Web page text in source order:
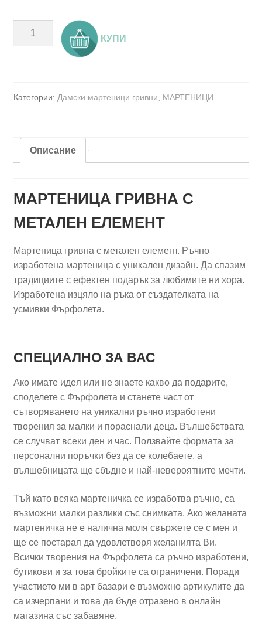
метален
КУПИ
Категории: Дамски мартеници гривни МАРТЕНИЦИ
Описание
МАРТЕНИЦА ГРИВНА С
МЕТАЛЕН ЕЛЕМЕНТ
Мартеница гривна с метален елемент. Ръчно
изработена мартеница с уникален дизайн. Да спазим
традициите с ефектен подарък за любимите ни хора.
Изработена изцяло на ръка от създателката на
усмивки Фърфолета.
СПЕЦИАЛНО ЗА ВАС
Ако имате идея или не знаете какво да подарите,
споделете с Фърфолета и станете част от
сътворяването на уникални ръчно изработени
творения за малки и пораснали деца. Вълшебствата
се случват всеки ден и час. Ползвайте формата за
персонални поръчки без да се колебаете, а
вълшебницата ще сбъдне и най-невероятните мечти.
Тъй като всяка мартеничка се изработва ръчно, са
възможни малки разлики със снимката. Ако желаната
мартеничка не е налична моля свържете се с мен и
ще се постарая да удовлетворя желанията Ви.
Всички творения на Фърфолета са ръчно изработени,
бутикови и за това бройките са ограничени. Поради
участието ми в арт базари е възможно артикулите да
са изчерпани и това да бъде отразено в онлайн
магазина със забавяне.